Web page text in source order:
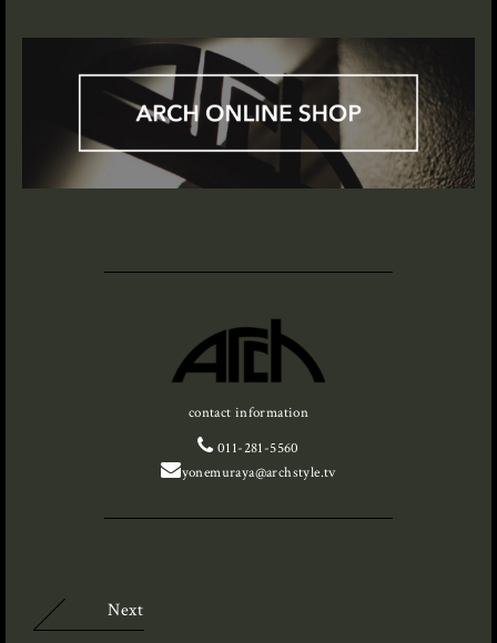
contact information
011-281-5560
yonemuraya@archstyle.tv
Next